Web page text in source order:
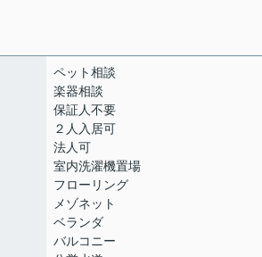
ペット相談
楽器相談
保証人不要
２人入居可
法人可
室内洗濯機置場
フローリング
メゾネット
ベランダ
バルコニー